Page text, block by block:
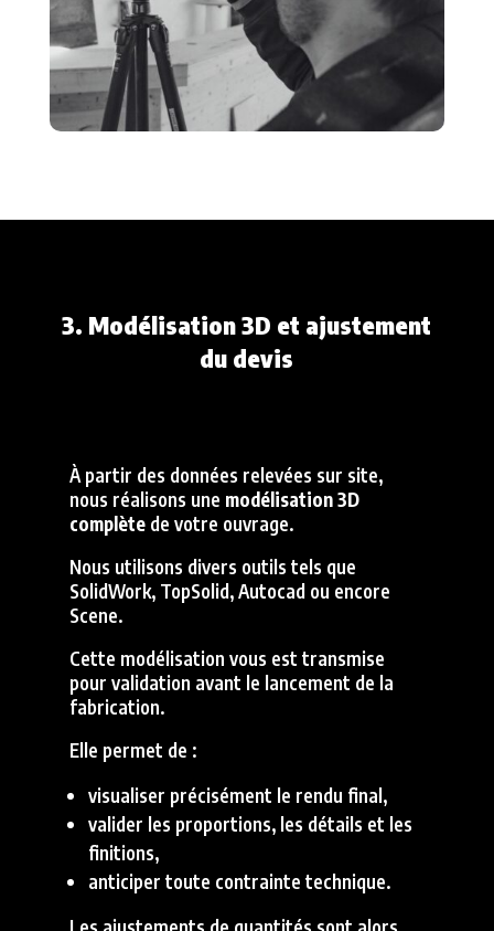
3. Modélisation 3D et ajustement
du devis
À partir des données relevées sur site,
nous réalisons une modélisation 3D
complètede votre ouvrage.
Nous utilisons divers outils tels que
SolidWork, TopSolid, Autocad ou encore
Scene.
Cette modélisation vous est transmise
pour validation avant le lancement de la
fabrication.
Elle permet de :
visualiser précisément le rendu final,
valider les proportions, les détails et les
finitions,
anticiper toute contrainte technique.